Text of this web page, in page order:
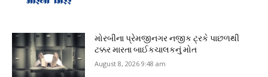
મોરબીના પ્રેમજીનગર નજીક ટ્રકે પાછળથી
ટક્કર મારતા બાઈકચાલકનું મોત
August 8, 2026 9:48 am